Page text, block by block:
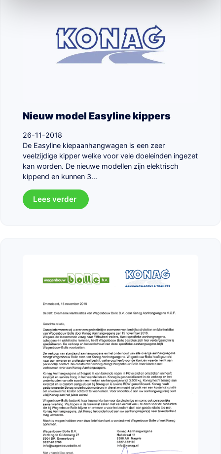
Nieuw model Easyline kippers
26-11-2018
De Easyline kiepaanhangwagen is een zeer
veelzijdige kipper welke voor vele doeleinden ingezet
kan worden. De nieuwe modellen zijn elektrisch
kippend en kunnen 3...
Lees verder